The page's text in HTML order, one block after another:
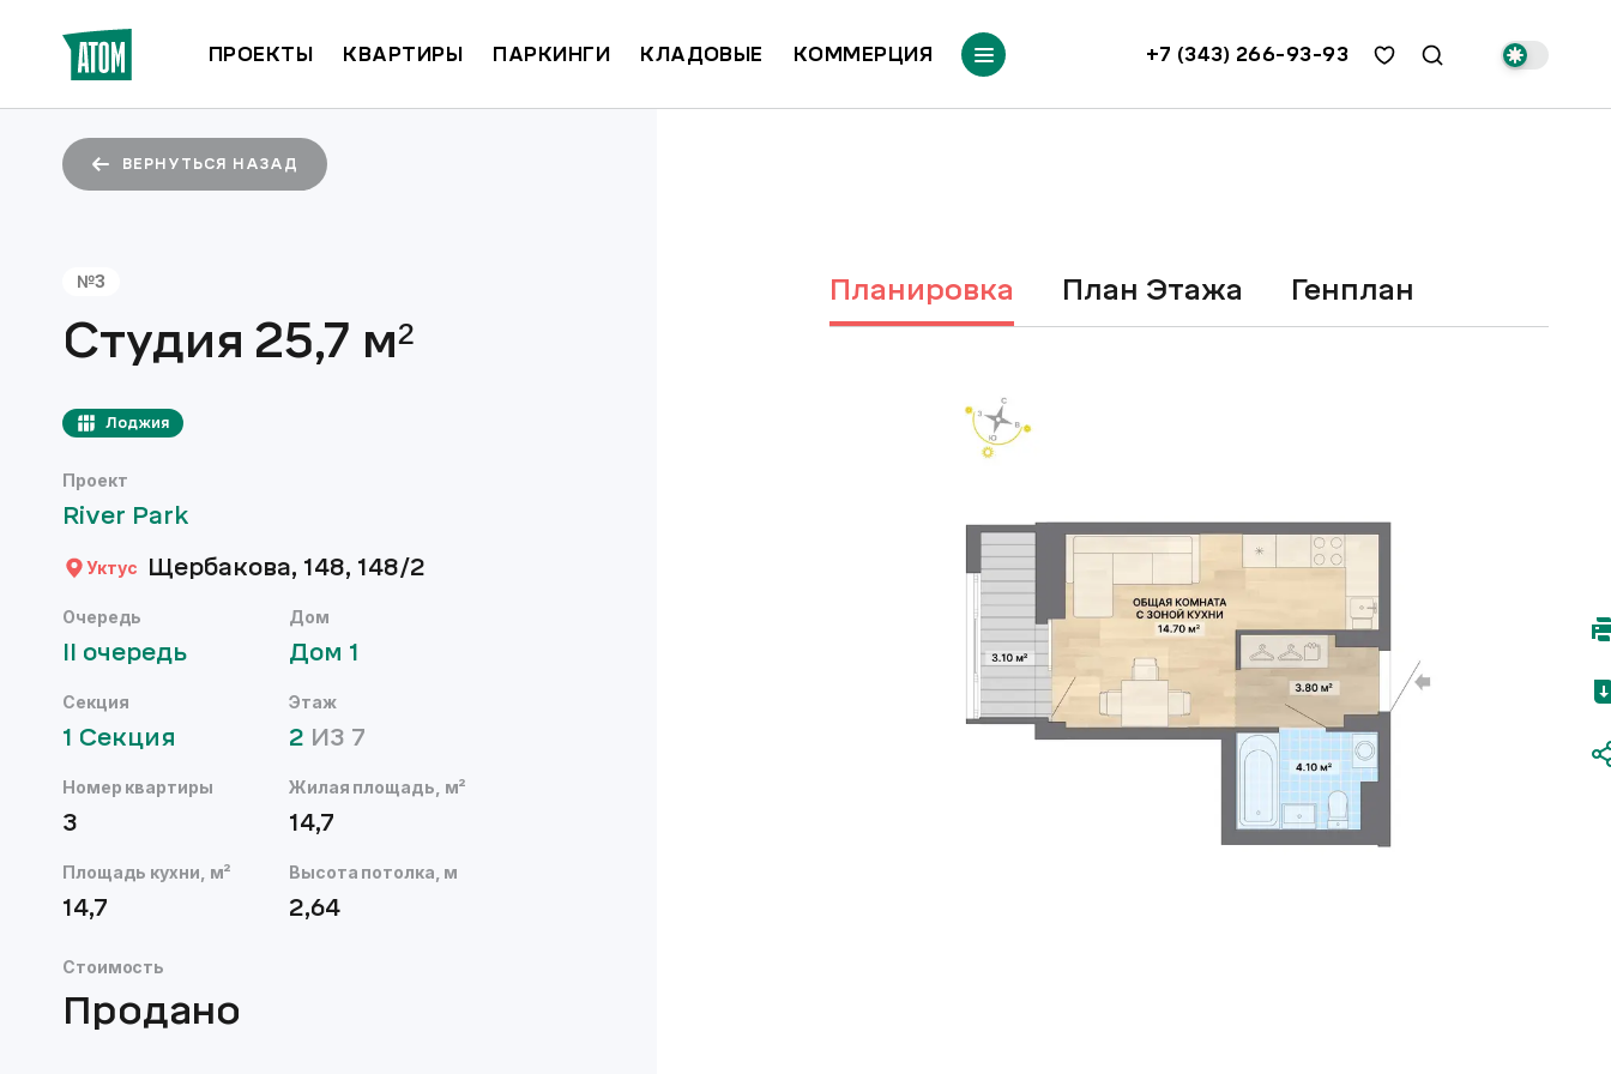
ПРОЕКТЫ КВАРТИРЫ ПАРКИНГИ КЛАДОВЫЕ КОММЕРЦИЯ +7 (343) 266-93-93
ВЕРНУТЬСЯ НАЗАД
№3
Студия 25,7 м²
Лоджия
Проект
River Park
Уктус Щербакова, 148, 148/2
Очередь
II очередь
Дом
Дом 1
Секция
1 Секция
Этаж
2 ИЗ 7
Номер квартиры
3
Жилая площадь, м²
14,7
Площадь кухни, м²
14,7
Высота потолка, м
2,64
Стоимость
Продано
Планировка План Этажа Генплан